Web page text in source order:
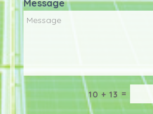
Message
10 + 13 =